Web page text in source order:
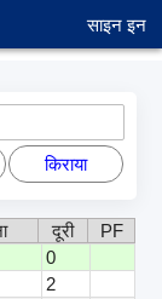
साइन इन
किराया
दूरी
PF
0
2